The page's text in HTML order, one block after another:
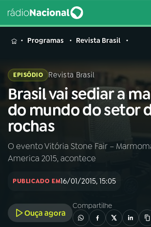
MENU
Buscar
na
Rádio
Nacional
Buscar
AO VIVO
INÍCIO
A RÁDIO
Programas Revista Brasil
EPISÓDIO Revista Brasil
Brasil vai sediar a
do mundo do setor
rochas
O evento Vitória Stone Fair –
America 2015, acontece
PUBLICADO EM16/01/2015, 15:05
Ouça agora
Compartilhe